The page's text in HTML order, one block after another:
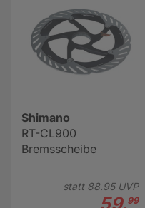
Shimano
RT-CL900
Bremsscheibe
statt 88.95UVP
59.99